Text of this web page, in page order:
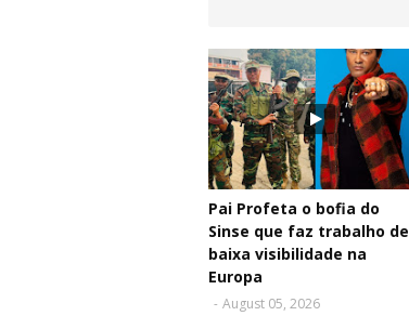
Pai Profeta o bofia do
Sinse que faz trabalho de
baixa visibilidade na
Europa
- August 05, 2026